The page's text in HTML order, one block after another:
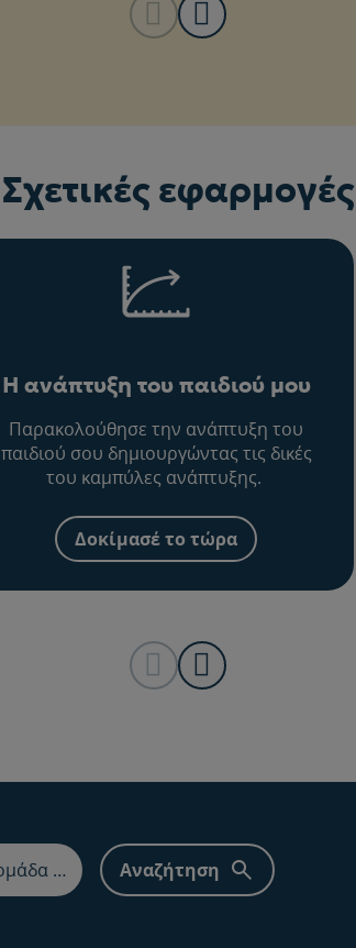
Σχετικές εφαρμογές
Η ανάπτυξη του παιδιού μου
Παρακολούθησε την ανάπτυξη του
παιδιού σου δημιουργώντας τις δικές
του καμπύλες ανάπτυξης.
Δοκίμασέ το τώρα